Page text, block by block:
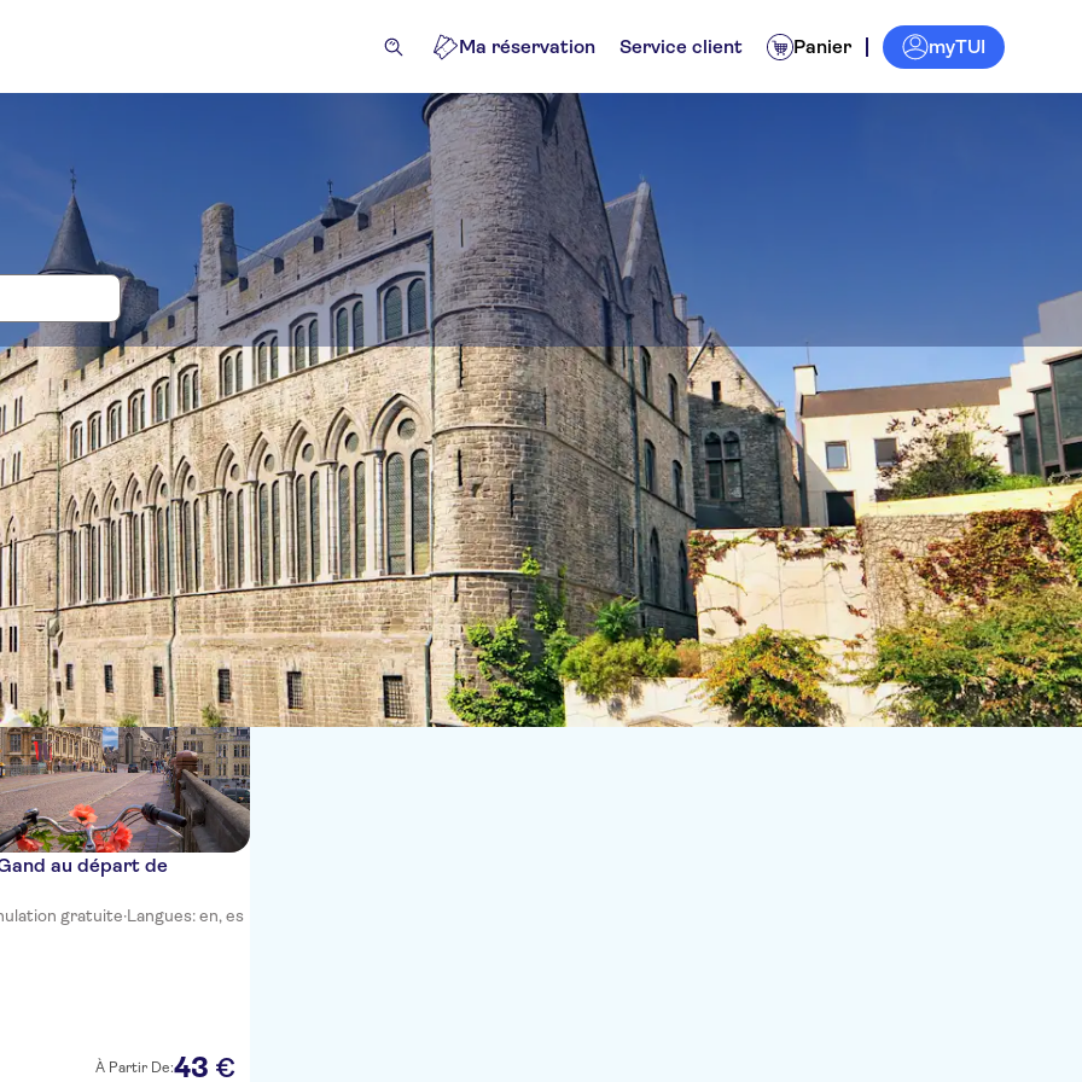
Ma réservation Service client Panier myTUI
billets et tours pour Castle de Duivel
Attractions et visites guidées Excursions à la journée
au départ de
gratuite·Langues: en, es
À Partir De:43 €